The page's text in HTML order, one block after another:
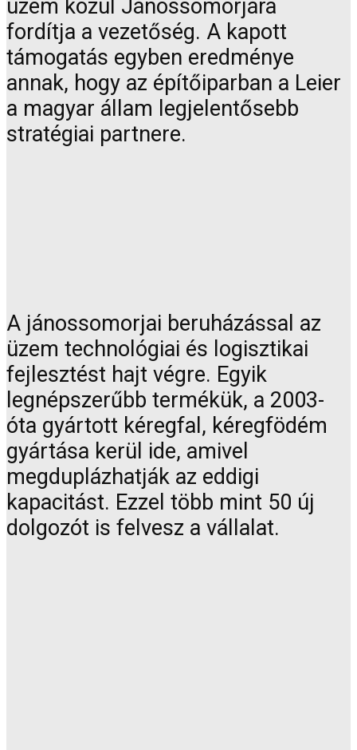
üzem közül Jánossomorjára
fordítja a vezetőség. A kapott
támogatás egyben eredménye
annak, hogy az építőiparban a Leier
a magyar állam legjelentősebb
stratégiai partnere.
A jánossomorjai beruházással az
üzem technológiai és logisztikai
fejlesztést hajt végre. Egyik
legnépszerűbb termékük, a 2003-
óta gyártott kéregfal, kéregfödém
gyártása kerül ide, amivel
megduplázhatják az eddigi
kapacitást. Ezzel több mint 50 új
dolgozót is felvesz a vállalat.